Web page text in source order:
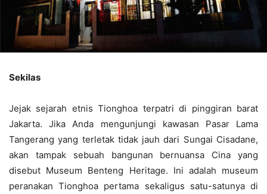
Sekilas
Jejak sejarah etnis Tionghoa terpatri di pinggiran barat
Jakarta. Jika Anda mengunjungi kawasan Pasar Lama
Tangerang yang terletak tidak jauh dari Sungai Cisadane,
akan tampak sebuah bangunan bernuansa Cina yang
disebut Museum Benteng Heritage. Ini adalah museum
peranakan Tionghoa pertama sekaligus satu-satunya di